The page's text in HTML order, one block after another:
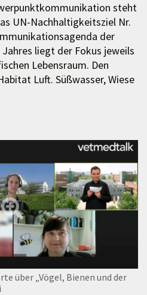
steht
UN-Nachhaltigkeitsziel Nr.
der
liegt der Fokus jeweils
Lebensraum. Den
Luft. Süßwasser, Wiese
über „Vögel, Bienen und der